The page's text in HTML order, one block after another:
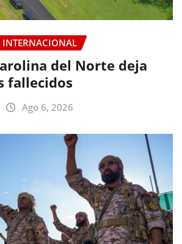
INTERNACIONAL
del Norte deja
fallecidos
Ago 6, 2026